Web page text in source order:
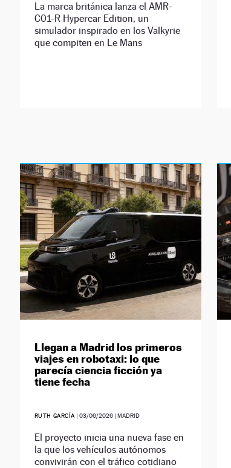
La marca británica lanza el AMR-
C01-R Hypercar Edition, un
simulador inspirado en los Valkyrie
que compiten en Le Mans
Llegan a Madrid los primeros
viajes en robotaxi: lo que
parecía ciencia ficción ya
tiene fecha
RUTH GARCÍA |03/06/2026 | MADRID
El proyecto inicia una nueva fase en
la que los vehículos autónomos
convivirán con el tráfico cotidiano